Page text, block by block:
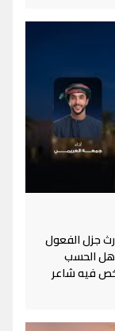
جزل الفعول
الحسب
خص فيه شاعر